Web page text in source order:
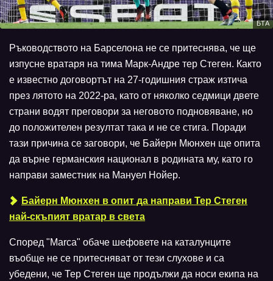
БТА
Ръководството на Барселона не се притеснява, че ще
изпусне вратаря на тима Марк-Андре тер Стеген. Както
е известно договортът на 27-годишния страж изтича
през лятото на 2022-ра, като от няколко седмици двете
страни водят преговори за неговото подновяване, но
до положителен резултат така и не се стига. Поради
тази причина се заговори, че Байерн Мюнхен ще опита
да върне германския национал в родината му, като го
направи заместник на Мануел Нойер.
Байерн Мюнхен в опит да направи Тер Стеген
най-скъпият вратар в света
Според "Marca" обаче шефовете на каталунците
въобще не се притесняват от тези слухове и са
убедени, че Тер Стеген ще продължи да носи екипа на